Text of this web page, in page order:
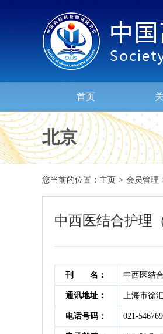
首页
北京
您当前的位置： 主页 > 会员管理
中西医结合护理
刊 名： 中西医结
通讯地址： 上海市徐
电话号码： 021-